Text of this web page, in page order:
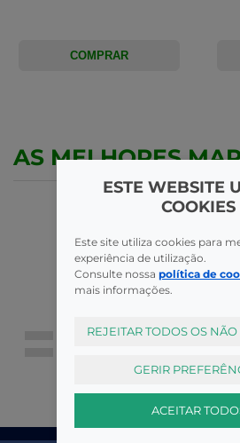
COMPRAR
AS MELHORES
ESTE WEBSITE
COOKIES
Este site utiliza cookies para
experiência de utilização.
Consulte nossa política de
mais informações.
REJEITAR TODOS OS
GERIR
ACEITAR